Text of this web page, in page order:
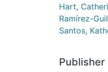
Hart,
Ramírez-
Santos,
Publisher